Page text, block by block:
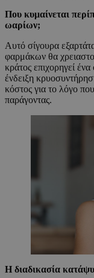
Που κυμαίνεται
ωαρίων;
Αυτό σίγουρα
φαρμάκων θα
κράτος επιχορηγεί
ένδειξη
κόστος για το λόγο που
παράγοντας.
Η διαδικασία